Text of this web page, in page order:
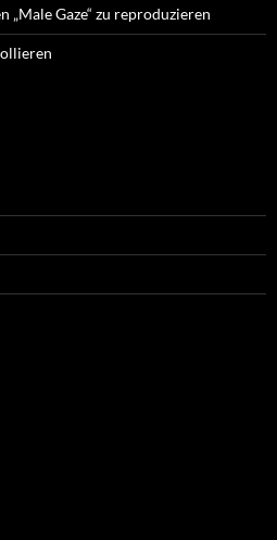
„Male Gaze“ zu reproduzieren